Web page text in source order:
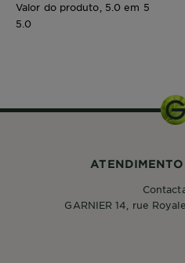
Valor do produto, 5.0 em 5
5.0
GARNIER 14, rue